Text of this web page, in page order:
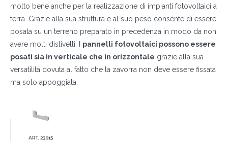
molto bene anche per la realizzazione di impianti fotovoltaici a
terra. Grazie alla sua struttura e al suo peso consente di essere
posata su un terreno preparato in precedenza in modo da non
avere molti dislivelli. I pannelli fotovoltaici possono essere
posati sia in verticale che in orizzontale grazie alla sua
versatilità dovuta al fatto che la zavorra non deve essere fissata
ma solo appoggiata.
ART. 23015